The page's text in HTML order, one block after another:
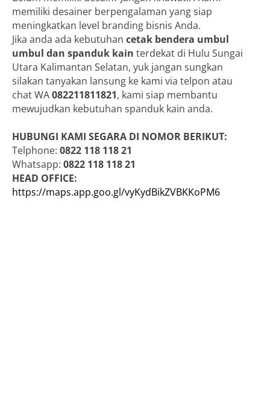
memiliki desainer berpengalaman yang siap
meningkatkan level branding bisnis Anda.
Jika anda ada kebutuhan cetak bendera umbul
umbul dan spanduk kain terdekat di Hulu Sungai
Utara Kalimantan Selatan, yuk jangan sungkan
silakan tanyakan lansung ke kami via telpon atau
chat WA082211811821, kami siap membantu
mewujudkan kebutuhan spanduk kain anda.
HUBUNGI KAMI SEGARA DI NOMOR BERIKUT:
Telphone: 0822 118 118 21
Whatsapp: 0822 118 118 21
HEAD OFFICE:
https://maps.app.goo.gl/vyKydBikZVBKKoPM6